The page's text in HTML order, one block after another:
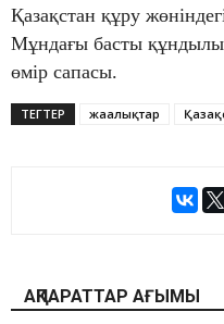
Қазақстан құру
Мұндағы басты
өмір сапасы.
ТЕГТЕР жаңалықтар
АҚПАРАТТАР АҒЫМЫ